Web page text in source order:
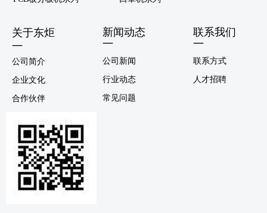
公司简介
企业文化
合作伙伴
关于东炬
—
公司新闻
行业动态
常见问题
新闻动态
—
联系方式
人才招聘
联系我们
—